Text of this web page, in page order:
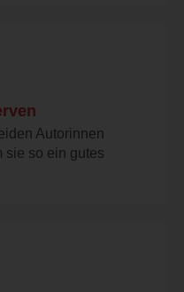
Autorinnen
sie so ein gutes